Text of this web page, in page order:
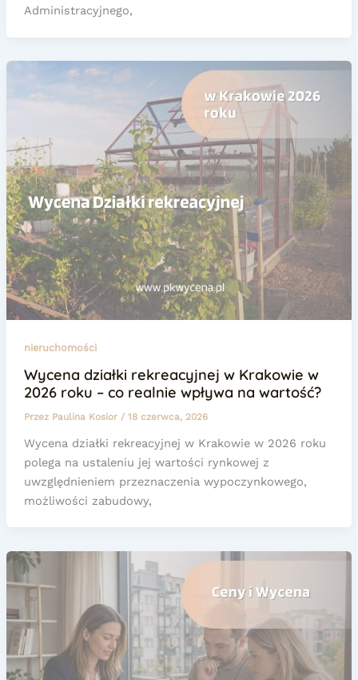
Administracyjnego,
nieruchomości
Wycena działki rekreacyjnej w Krakowie w
2026 roku – co realnie wpływa na wartość?
Przez Paulina Kosior / 18 czerwca, 2026
Wycena działki rekreacyjnej w Krakowie w 2026 roku
polega na ustaleniu jej wartości rynkowej z
uwzględnieniem przeznaczenia wypoczynkowego,
możliwości zabudowy,